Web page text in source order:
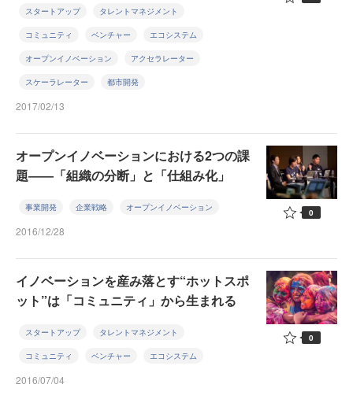
スタートアップ タレントマネジメント
コミュニティ ベンチャー エコシステム
オープンイノベーション アクセラレーター
スケーラレーター 都市開発
2017/02/13
オープンイノベーションにおける2つの課
題――「組織の分断」と「仕組み化」
事業開発 企業戦略 オープンイノベーション
2016/12/28
0
イノベーションを産み落とす“ホットスポ
ット”は「コミュニティ」から生まれる
スタートアップ タレントマネジメント
コミュニティ ベンチャー エコシステム
2016/07/04
0